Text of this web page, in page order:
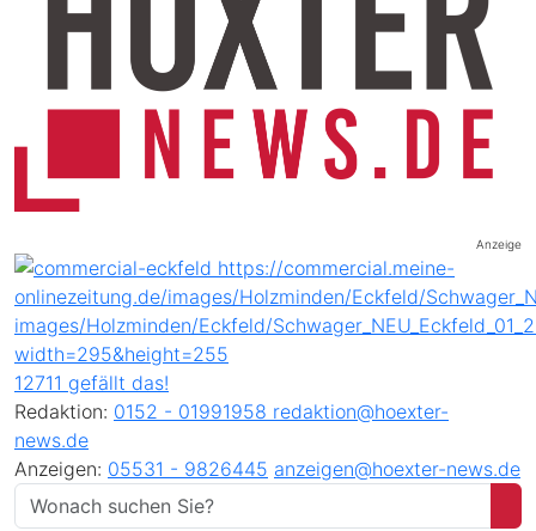
Anzeige
12711 gefällt das!
Redaktion: 0152 - 01991958 redaktion@hoexter-
news.de
Anzeigen: 05531 - 9826445 anzeigen@hoexter-news.de